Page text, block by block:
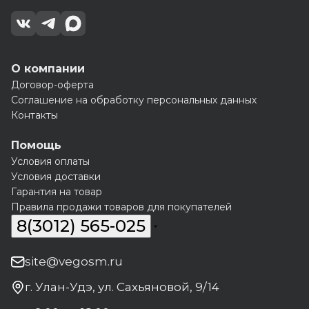
О компании
Договор-оферта
Соглашение на обработку персональных данных
Контакты
Помощь
Условия оплаты
Условия доставки
Гарантия на товар
Правила продажи товаров для покупателей
8(3012) 565-025
site@vegosm.ru
г. Улан-Удэ, ул. Сахьяновой, 9/14